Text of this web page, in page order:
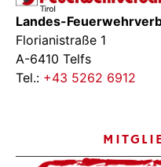
Landes-
Florianistraße 1
A-6410 Telfs
Tel.: +43 5262 6912